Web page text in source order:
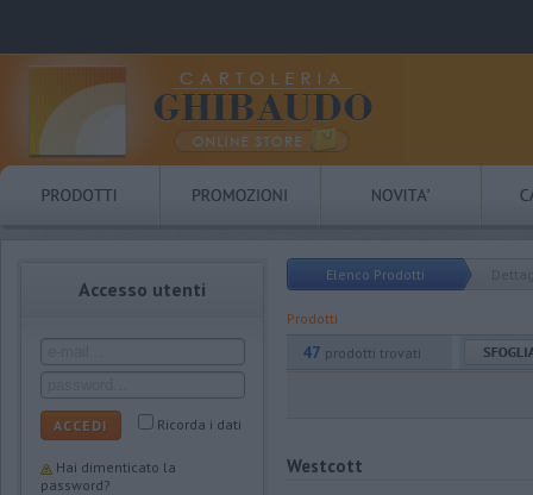
Accesso utenti
ACCEDI Ricorda i dati
Hai dimenticato la
password?
Elenco Prodotti
Prodotti
47 prodotti trovati
Westcott